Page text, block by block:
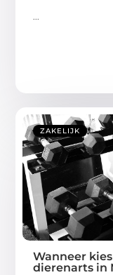
ZAKELIJK
Wanneer
dierenarts in